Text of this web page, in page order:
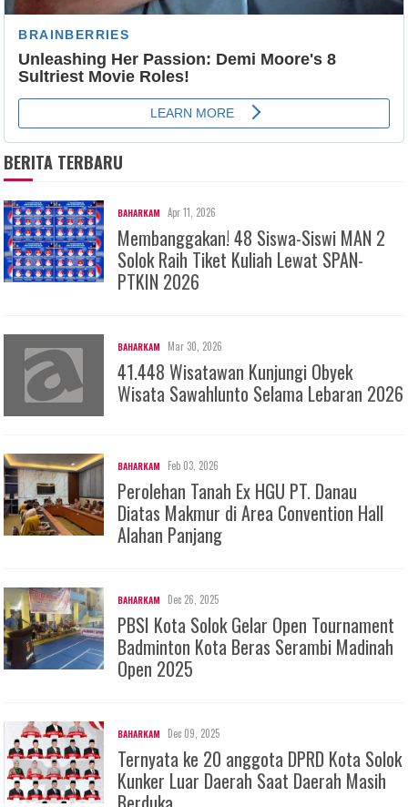
BERITA TERBARU
BAHARKAM Apr 11, 2026
Membanggakan! 48 Siswa-Siswi MAN 2
Solok Raih Tiket Kuliah Lewat SPAN-
PTKIN 2026
BAHARKAM Mar 30, 2026
41.448 Wisatawan Kunjungi Obyek
Wisata Sawahlunto Selama Lebaran 2026
BAHARKAM Feb 03, 2026
Perolehan Tanah Ex HGU PT. Danau
Diatas Makmur di Area Convention Hall
Alahan Panjang
BAHARKAM Dec 26, 2025
PBSI Kota Solok Gelar Open Tournament
Badminton Kota Beras Serambi Madinah
Open 2025
BAHARKAM Dec 09, 2025
Ternyata ke 20 anggota DPRD Kota Solok
Kunker Luar Daerah Saat Daerah Masih